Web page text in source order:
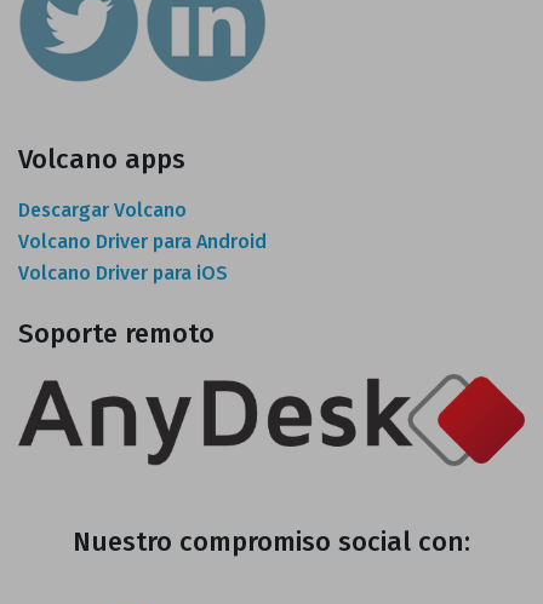
Volcano apps
Descargar Volcano
Volcano Driver para Android
Volcano Driver para iOS
Soporte remoto
Nuestro compromiso social con: